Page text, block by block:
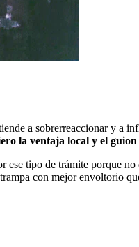
a sobrerreaccionar y a
la ventaja local y el
tipo de trámite porque
con mejor envoltorio